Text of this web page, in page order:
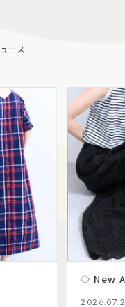
ース
◇ New